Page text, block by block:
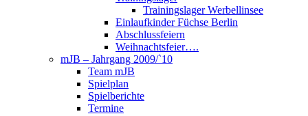
Trainingslager Werbellinsee
Einlaufkinder Füchse Berlin
Abschlussfeiern
Weihnachtsfeier….
mJB – Jahrgang 2009/`10
Team mJB
Spielplan
Spielberichte
Termine